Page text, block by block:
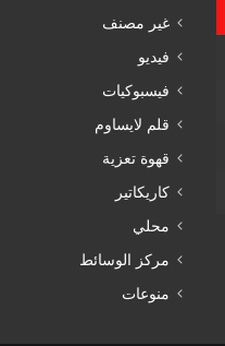
غير مصنف
فيديو
فيسبوكيات
قلم لايساوم
قهوة تعزية
كاريكاتير
محلي
مركز الوسائط
منوعات